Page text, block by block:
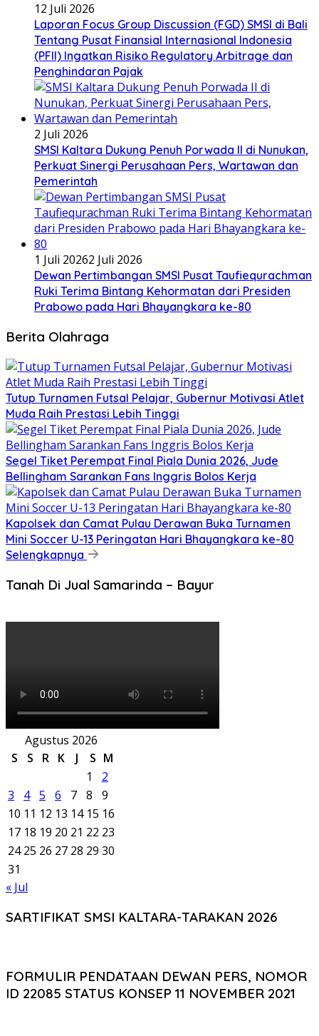
12 Juli 2026
Laporan Focus Group Discussion (FGD) SMSI di Bali
Tentang Pusat Finansial Internasional Indonesia
(PFII) Ingatkan Risiko Regulatory Arbitrage dan
Penghindaran Pajak
2 Juli 2026
SMSI Kaltara Dukung Penuh Porwada II di Nunukan,
Perkuat Sinergi Perusahaan Pers, Wartawan dan
Pemerintah
1 Juli 20262 Juli 2026
Dewan Pertimbangan SMSI Pusat Taufiequrachman
Ruki Terima Bintang Kehormatan dari Presiden
Prabowo pada Hari Bhayangkara ke-80
Berita Olahraga
Tutup Turnamen Futsal Pelajar, Gubernur Motivasi Atlet
Muda Raih Prestasi Lebih Tinggi
Segel Tiket Perempat Final Piala Dunia 2026, Jude
Bellingham Sarankan Fans Inggris Bolos Kerja
Kapolsek dan Camat Pulau Derawan Buka Turnamen
Mini Soccer U-13 Peringatan Hari Bhayangkara ke-80
Selengkapnya
Tanah Di Jual Samarinda – Bayur
Agustus 2026
S
S R K J S M
1
2
3
4 5 6 7 8
9
10 11 12 13 14 15 16
17 18 19 20 21 22 23
24 25 26 27 28 29 30
31
« Jul
SARTIFIKAT SMSI KALTARA-TARAKAN 2026
FORMULIR PENDATAAN DEWAN PERS, NOMOR
ID 22085 STATUS KONSEP 11 NOVEMBER 2021